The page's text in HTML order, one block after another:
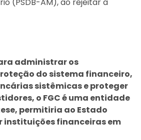
administrar os
do sistema financeiro,
sistêmicas e proteger
o FGC é uma entidade
permitiria ao Estado
instituições financeiras em